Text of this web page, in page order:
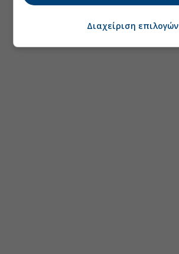
Διαχείριση επιλογών